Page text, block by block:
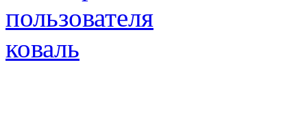
коваль